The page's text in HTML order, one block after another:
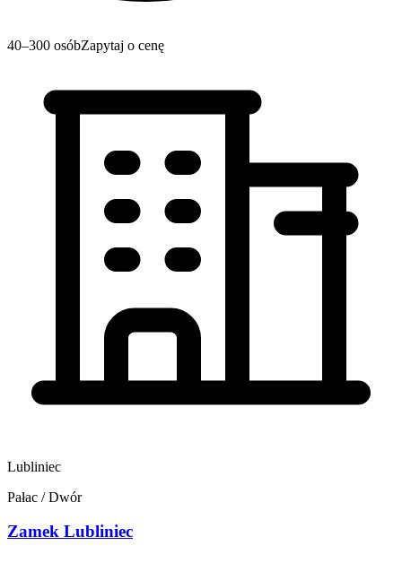
40–300 osóbZapytaj o cenę
Lubliniec
Pałac / Dwór
Zamek Lubliniec